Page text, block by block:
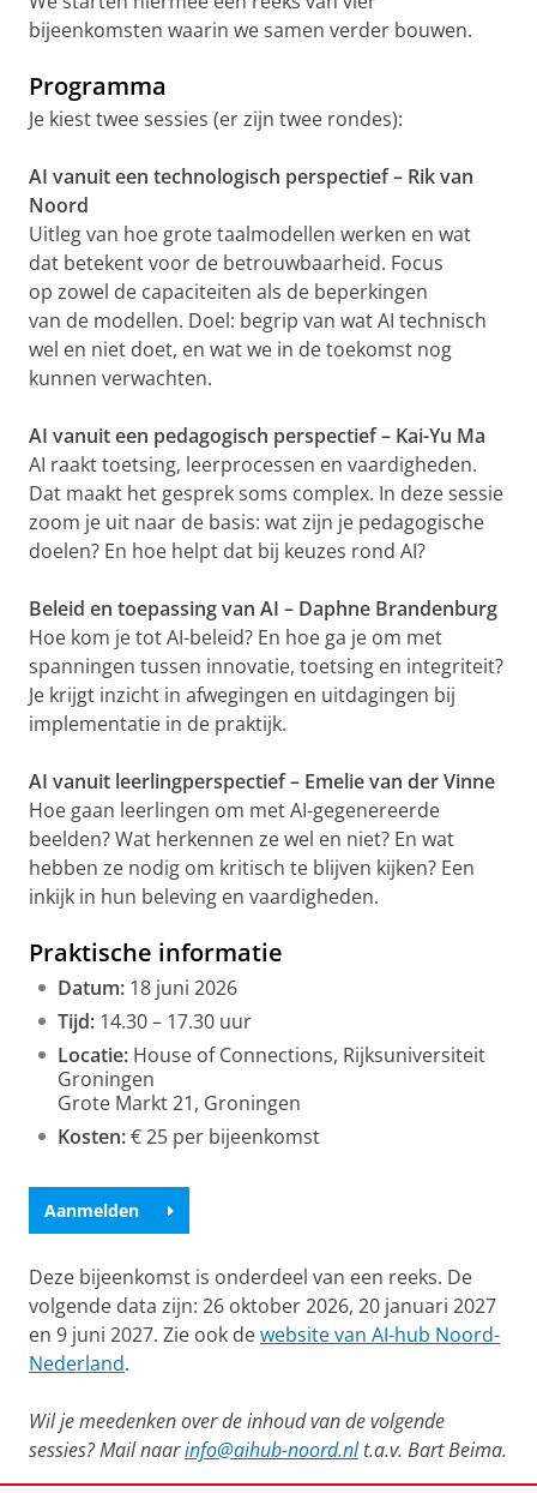
bijeenkomsten waarin we samen verder bouwen.
Programma
Je kiest twee sessies (er zijn twee rondes):
AI vanuit een technologisch perspectief – Rik van
Noord
Uitleg van hoe grote taalmodellen werken en wat
dat betekent voor de betrouwbaarheid. Focus
op zowel de capaciteiten als de beperkingen
van de modellen. Doel: begrip van wat AI technisch
wel en niet doet, en wat we in de toekomst nog
kunnen verwachten.
AI vanuit een pedagogisch perspectief – Kai-Yu Ma
AI raakt toetsing, leerprocessen en vaardigheden.
Dat maakt het gesprek soms complex. In deze sessie
zoom je uit naar de basis: wat zijn je pedagogische
doelen? En hoe helpt dat bij keuzes rond AI?
Beleid en toepassing van AI – Daphne Brandenburg
Hoe kom je tot AI-beleid? En hoe ga je om met
spanningen tussen innovatie, toetsing en integriteit?
Je krijgt inzicht in afwegingen en uitdagingen bij
implementatie in de praktijk.
AI vanuit leerlingperspectief – Emelie van der Vinne
Hoe gaan leerlingen om met AI-gegenereerde
beelden? Wat herkennen ze wel en niet? En wat
hebben ze nodig om kritisch te blijven kijken? Een
inkijk in hun beleving en vaardigheden.
Praktische informatie
Datum: 18 juni 2026
Tijd: 14.30 – 17.30 uur
Locatie: House of Connections, Rijksuniversiteit
Groningen
Grote Markt 21, Groningen
Kosten:€ 25 per bijeenkomst
Aanmelden
Deze bijeenkomst is onderdeel van een reeks. De
volgende data zijn: 26 oktober 2026, 20 januari 2027
en 9 juni 2027. Zie ook dewebsite van AI-hub Noord-
Nederland.
Wil je meedenken over de inhoud van de volgende
sessies? Mail naarinfo@aihub-noord.nlt.a.v. Bart Beima.